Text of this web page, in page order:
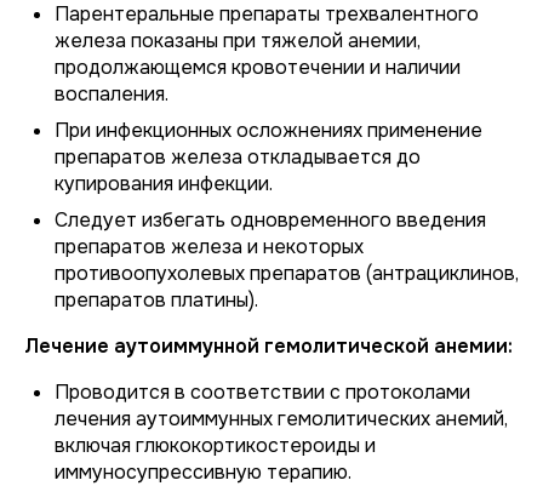
Парентеральные препараты трехвалентного
железа показаны при тяжелой анемии,
продолжающемся кровотечении и наличии
воспаления.
При инфекционных осложнениях применение
препаратов железа откладывается до
купирования инфекции.
Следует избегать одновременного введения
препаратов железа и некоторых
противоопухолевых препаратов (антрациклинов,
препаратов платины).
Лечение аутоиммунной гемолитической анемии:
Проводится в соответствии с протоколами
лечения аутоиммунных гемолитических анемий,
включая глюкокортикостероиды и
иммуносупрессивную терапию.